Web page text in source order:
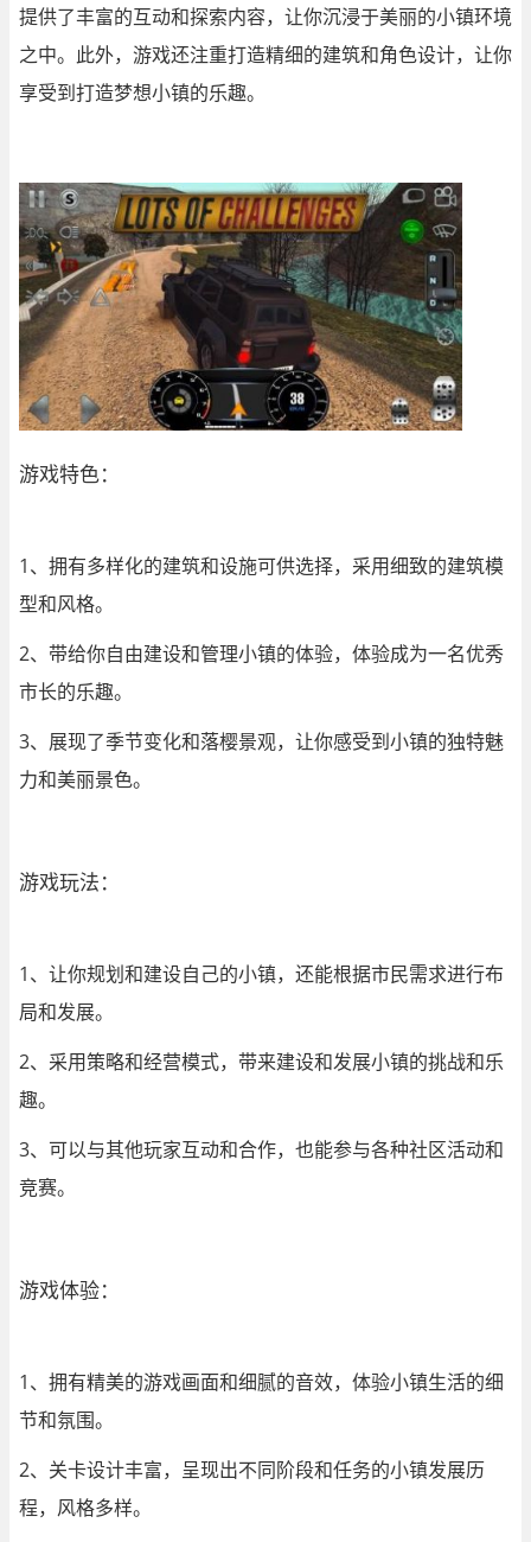
提供了丰富的互动和探索内容，让你沉浸于美丽的小镇环境
之中。此外，游戏还注重打造精细的建筑和角色设计，让你
享受到打造梦想小镇的乐趣。
游戏特色：
1、拥有多样化的建筑和设施可供选择，采用细致的建筑模
型和风格。
2、带给你自由建设和管理小镇的体验，体验成为一名优秀
市长的乐趣。
3、展现了季节变化和落樱景观，让你感受到小镇的独特魅
力和美丽景色。
游戏玩法：
1、让你规划和建设自己的小镇，还能根据市民需求进行布
局和发展。
2、采用策略和经营模式，带来建设和发展小镇的挑战和乐
趣。
3、可以与其他玩家互动和合作，也能参与各种社区活动和
竞赛。
游戏体验：
1、拥有精美的游戏画面和细腻的音效，体验小镇生活的细
节和氛围。
2、关卡设计丰富，呈现出不同阶段和任务的小镇发展历
程，风格多样。